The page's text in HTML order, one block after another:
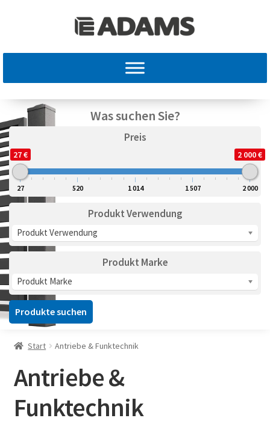
Was suchen Sie?
Preis
27 € 2 000 €
27 520 1 014 1 507 2 000
Produkt Verwendung
Produkt Verwendung
Produkt Marke
Produkt Marke
Produkte suchen
Start Antriebe & Funktechnik
Antriebe &
Funktechnik